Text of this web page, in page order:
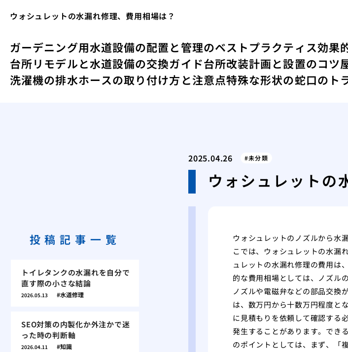
ウォシュレットの水漏れ修理、費用相場は？
ガーデニング用水道設備の配置と管理のベストプラクティス効果
台所リモデルと水道設備の交換ガイド台所改装計画と設置のコツ
洗濯機の排水ホースの取り付け方と注意点特殊な形状の蛇口のト
2025.04.26 未分類
ウォシュレットの
ウォシュレットのノズルから水
こでは、ウォシュレットの水漏
ュレットの水漏れ修理の費用は
的な費用相場としては、ノズル
ノズルや電磁弁などの部品交換
は、数万円から十数万円程度と
に見積もりを依頼して確認する
発生することがあります。でき
のポイントとしては、まず、「
投稿記事一覧
トイレタンクの水漏れを自分で
直す際の小さな結論
2026.05.13 水道修理
SEO対策の内製化か外注かで迷
った時の判断軸
2026.04.11 知識